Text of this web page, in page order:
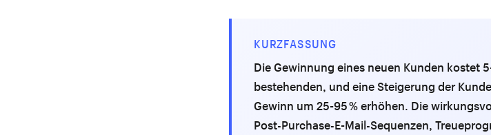
KURZFASSUNG
Die Gewinnung eines neuen Kunden kostet
bestehenden, und eine Steigerung der
Gewinn um 25-95 % erhöhen. Die
Post-Purchase-E-Mail-Sequenzen,